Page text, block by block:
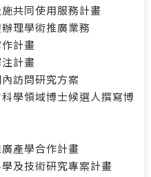
共同使用服務計畫
理學術推廣業務
計畫
計畫
訪問研究方案
學領域博士候選人撰寫博
產學合作計畫
及技術研究專案計畫